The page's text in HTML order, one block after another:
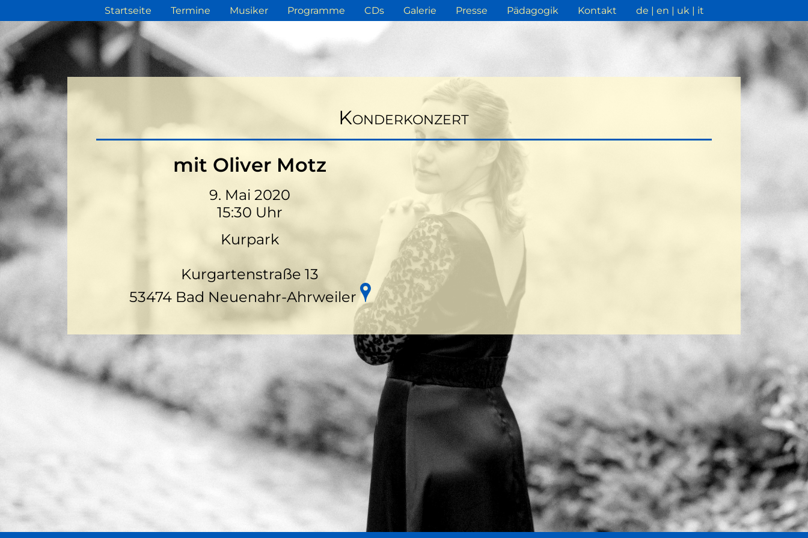
Startseite Termine Musiker Programme CDs Galerie Presse Pädagogik Kontakt de en uk it
Konderkonzert
mit Oliver Motz
9. Mai 2020
15:30 Uhr
Kurpark
Kurgartenstraße 13
53474 Bad Neuenahr-Ahrweiler